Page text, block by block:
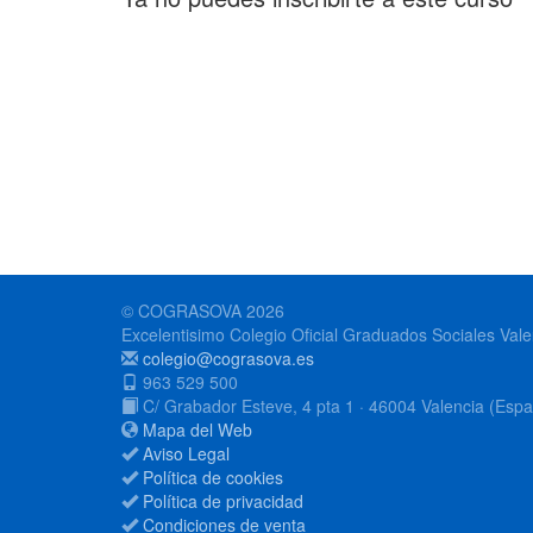
© COGRASOVA 2026
Excelentisimo Colegio Oficial Graduados Sociales
colegio@cograsova.es
963 529 500
C/ Grabador Esteve, 4 pta 1 · 46004 Valencia
Mapa del Web
Aviso Legal
Política de cookies
Política de privacidad
Condiciones de venta